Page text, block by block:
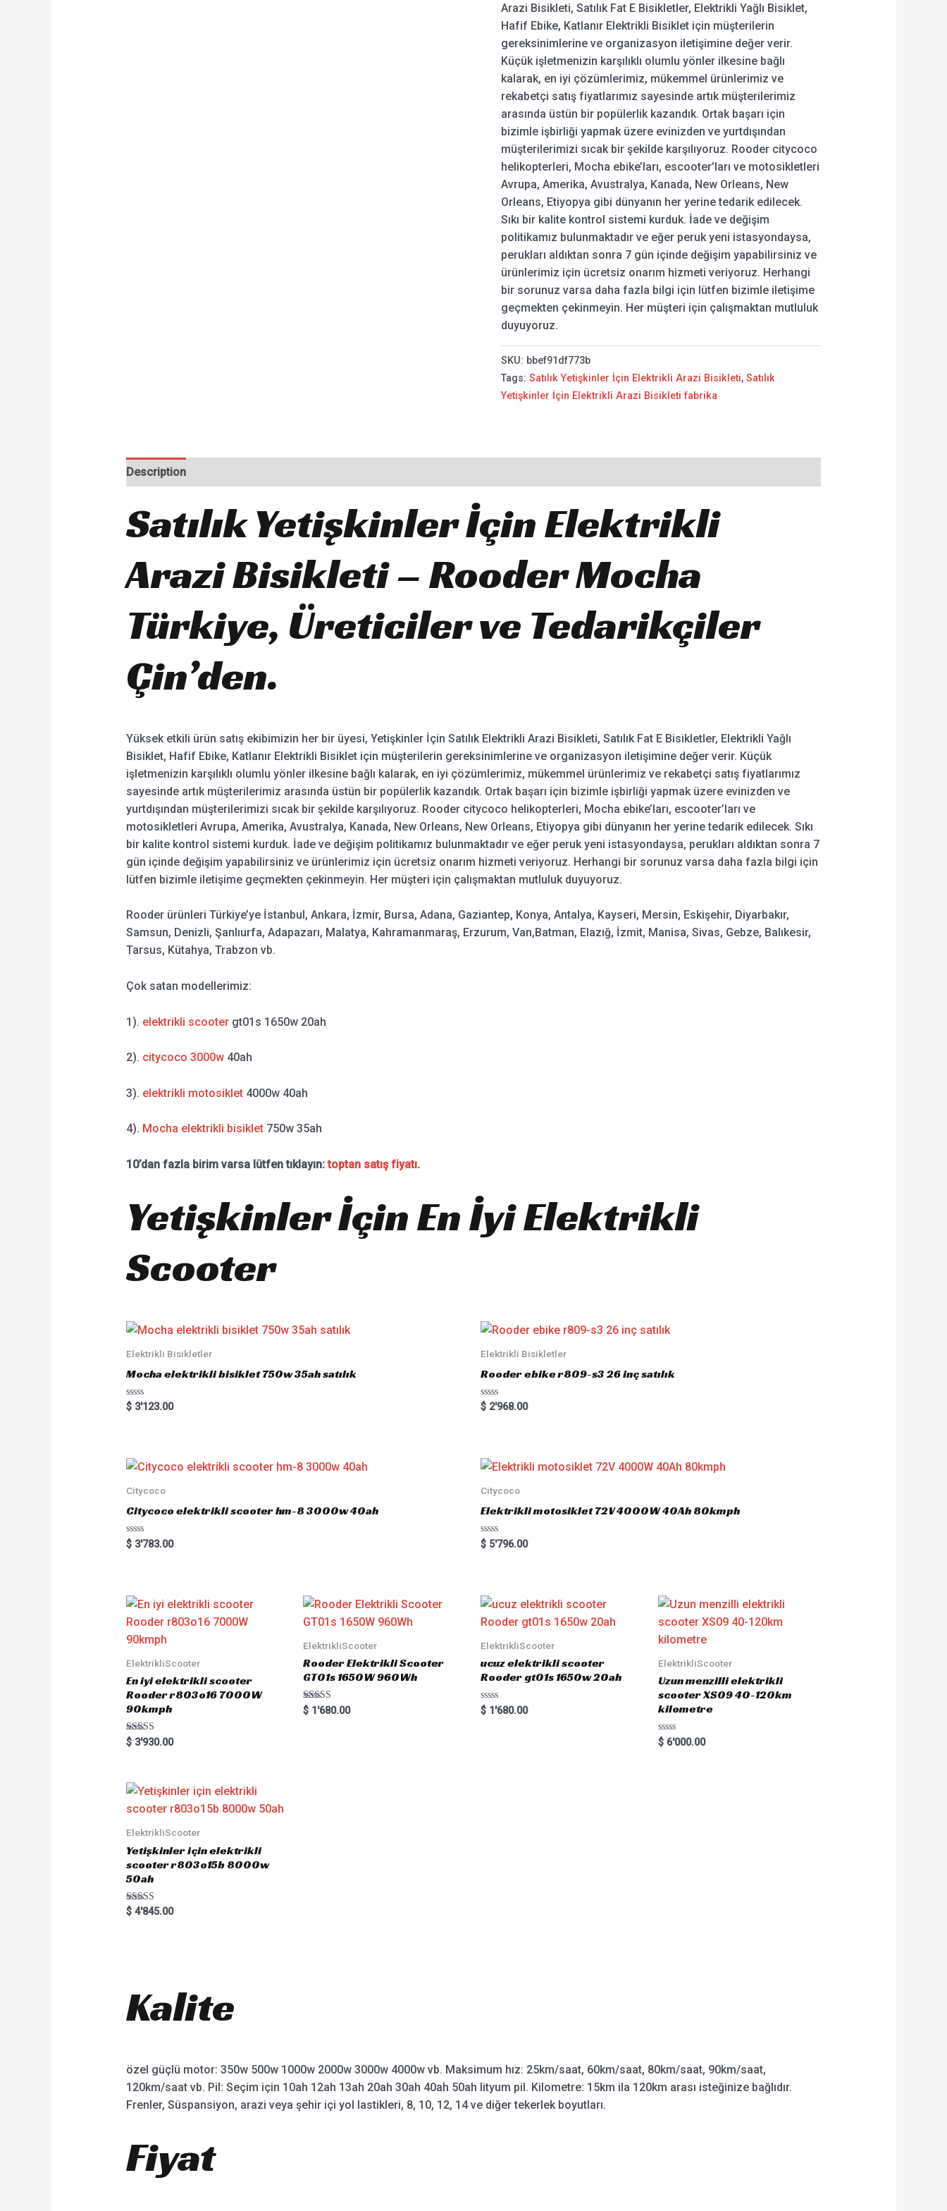
Arazi Bisikleti, Satılık Fat E Bisikletler, Elektrikli Yağlı Bisiklet,
Hafif Ebike, Katlanır Elektrikli Bisiklet için müşterilerin
gereksinimlerine ve organizasyon iletişimine değer verir.
Küçük işletmenizin karşılıklı olumlu yönler ilkesine bağlı
kalarak, en iyi çözümlerimiz, mükemmel ürünlerimiz ve
rekabetçi satış fiyatlarımız sayesinde artık müşterilerimiz
arasında üstün bir popülerlik kazandık. Ortak başarı için
bizimle işbirliği yapmak üzere evinizden ve yurtdışından
müşterilerimizi sıcak bir şekilde karşılıyoruz. Rooder citycoco
helikopterleri, Mocha ebike’ları, escooter’ları ve motosikletleri
Avrupa, Amerika, Avustralya, Kanada, New Orleans, New
Orleans, Etiyopya gibi dünyanın her yerine tedarik edilecek.
Sıkı bir kalite kontrol sistemi kurduk. İade ve değişim
politikamız bulunmaktadır ve eğer peruk yeni istasyondaysa,
perukları aldıktan sonra 7 gün içinde değişim yapabilirsiniz ve
ürünlerimiz için ücretsiz onarım hizmeti veriyoruz. Herhangi
bir sorunuz varsa daha fazla bilgi için lütfen bizimle iletişime
geçmekten çekinmeyin. Her müşteri için çalışmaktan mutluluk
duyuyoruz.
SKU: bbef91df773b
Tags:Satılık Yetişkinler İçin Elektrikli Arazi Bisikleti,Satılık
Yetişkinler İçin Elektrikli Arazi Bisikleti fabrika
Description
Satılık Yetişkinler İçin Elektrikli
Arazi Bisikleti – Rooder Mocha
Türkiye, Üreticiler ve Tedarikçiler
Çin’den.
Yüksek etkili ürün satış ekibimizin her bir üyesi, Yetişkinler İçin Satılık Elektrikli Arazi Bisikleti, Satılık Fat E Bisikletler, Elektrikli Yağlı
Bisiklet, Hafif Ebike, Katlanır Elektrikli Bisiklet için müşterilerin gereksinimlerine ve organizasyon iletişimine değer verir. Küçük
işletmenizin karşılıklı olumlu yönler ilkesine bağlı kalarak, en iyi çözümlerimiz, mükemmel ürünlerimiz ve rekabetçi satış fiyatlarımız
sayesinde artık müşterilerimiz arasında üstün bir popülerlik kazandık. Ortak başarı için bizimle işbirliği yapmak üzere evinizden ve
yurtdışından müşterilerimizi sıcak bir şekilde karşılıyoruz. Rooder citycoco helikopterleri, Mocha ebike’ları, escooter’ları ve
motosikletleri Avrupa, Amerika, Avustralya, Kanada, New Orleans, New Orleans, Etiyopya gibi dünyanın her yerine tedarik edilecek. Sıkı
bir kalite kontrol sistemi kurduk. İade ve değişim politikamız bulunmaktadır ve eğer peruk yeni istasyondaysa, perukları aldıktan sonra 7
gün içinde değişim yapabilirsiniz ve ürünlerimiz için ücretsiz onarım hizmeti veriyoruz. Herhangi bir sorunuz varsa daha fazla bilgi için
lütfen bizimle iletişime geçmekten çekinmeyin. Her müşteri için çalışmaktan mutluluk duyuyoruz.
Rooder ürünleri Türkiye’ye İstanbul, Ankara, İzmir, Bursa, Adana, Gaziantep, Konya, Antalya, Kayseri, Mersin, Eskişehir, Diyarbakır,
Samsun, Denizli, Şanlıurfa, Adapazarı, Malatya, Kahramanmaraş, Erzurum, Van,Batman, Elazığ, İzmit, Manisa, Sivas, Gebze, Balıkesir,
Tarsus, Kütahya, Trabzon vb.
Çok satan modellerimiz:
1). elektrikli scootergt01s 1650w 20ah
2). citycoco 3000w40ah
3). elektrikli motosiklet4000w 40ah
4). Mocha elektrikli bisiklet750w 35ah
10’dan fazla birim varsa lütfen tıklayın:toptan satış fiyatı.
Yetişkinler İçin En İyi Elektrikli
Scooter
Elektrikli Bisikletler
Mocha elektrikli bisiklet 750w 35ah satılık
R
a
o
u
o
f
5
$3'123.00
Elektrikli Bisikletler
Rooder ebike r809-s3 26 inç satılık
R
a
o
u
o
f
5
$ 2'968.00
Citycoco
Citycoco elektrikli scooter hm-8 3000w 40ah
R
a
o
u
t
o
f
5
$3'783.00
Citycoco
Elektrikli motosiklet 72V 4000W 40Ah 80kmph
R
a
o
u
t
o
5
$ 5'796.00
ElektrikliScooter
En iyi elektrikli scooter
Rooder r803o16 7000W
90kmph
Rated
5.00
$3'930.00
ElektrikliScooter
Rooder Elektrikli Scooter
GT01s 1650W 960Wh
Rated
5.00
$ 1'680.00
ElektrikliScooter
ucuz elektrikli scooter
Rooder gt01s 1650w 20ah
R
a
$ 1'680.00
ElektrikliScooter
Uzun menzilli elektrikli
scooter XS09 40-120km
kilometre
R
a
$6'000.00
ElektrikliScooter
Yetişkinler için elektrikli
scooter r803o15b 8000w
50ah
Rated
5.00
$4'845.00
Kalite
özel güçlü motor: 350w 500w 1000w 2000w 3000w 4000w vb. Maksimum hız: 25km/saat, 60km/saat, 80km/saat, 90km/saat,
120km/saat vb. Pil: Seçim için 10ah 12ah 13ah 20ah 30ah 40ah 50ah lityum pil. Kilometre: 15km ila 120km arası isteğinize bağlıdır.
Frenler, Süspansiyon, arazi veya şehir içi yol lastikleri, 8, 10, 12, 14 ve diğer tekerlek boyutları.
Fiyat